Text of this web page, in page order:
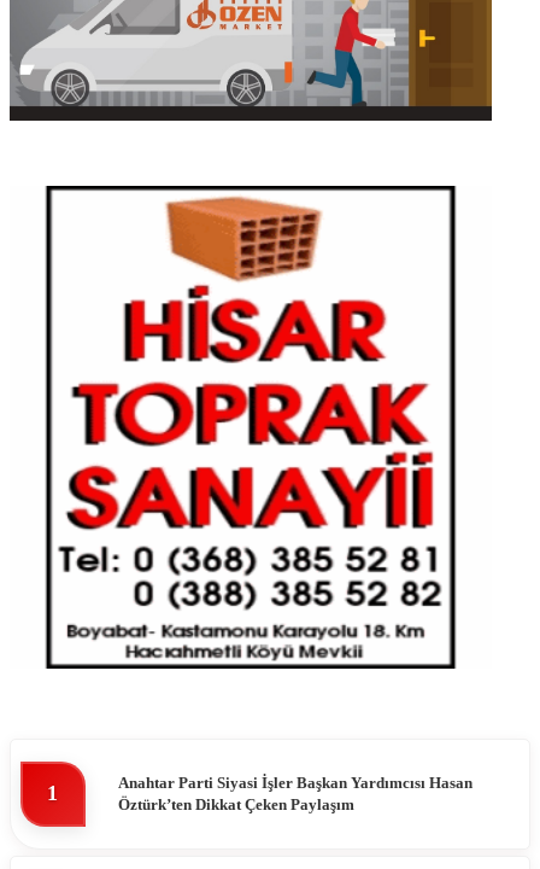
1
Anahtar Parti Siyasi İşler Başkan Yardımcısı Hasan
Öztürk’ten Dikkat Çeken Paylaşım